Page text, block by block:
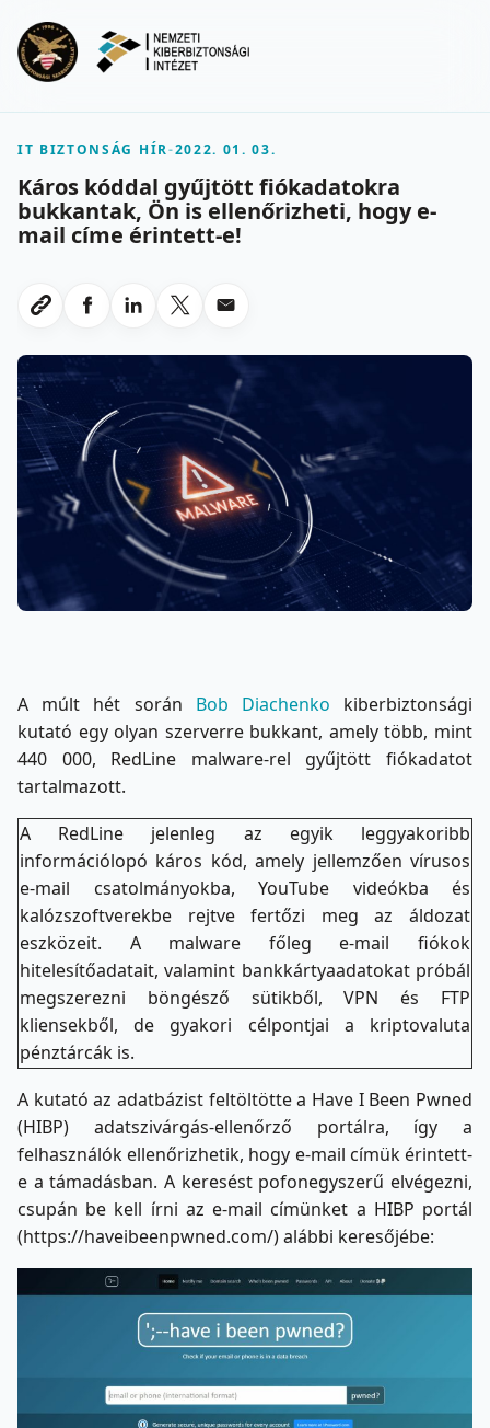
IT BIZTONSÁG HÍR-2022. 01. 03.
Káros kóddal gyűjtött fiókadatokra
bukkantak, Ön is ellenőrizheti, hogy e-
mail címe érintett-e!
Link masolasa
Megosztas Facebookon
Megosztas LinkedInen
Megosztas X-en
Megosztas emailben
A múlt hét során Bob Diachenko kiberbiztonsági
kutató egy olyan szerverre bukkant, amely több, mint
440 000, RedLine malware-rel gyűjtött fiókadatot
tartalmazott.
A RedLine jelenleg az egyik leggyakoribb
információlopó káros kód, amely jellemzően vírusos
e-mail csatolmányokba, YouTube videókba és
kalózszoftverekbe rejtve fertőzi meg az áldozat
eszközeit. A malware főleg e-mail fiókok
hitelesítőadatait, valamint bankkártyaadatokat próbál
megszerezni böngésző sütikből, VPN és FTP
kliensekből, de gyakori célpontjai a kriptovaluta
pénztárcák is.
A kutató az adatbázist feltöltötte a Have I Been Pwned
(HIBP) adatszivárgás-ellenőrző portálra, így a
felhasználók ellenőrizhetik, hogy e-mail címük érintett-
e a támadásban. A keresést pofonegyszerű elvégezni,
csupán be kell írni az e-mail címünket a HIBP portál
(https://haveibeenpwned.com/) alábbi keresőjébe: